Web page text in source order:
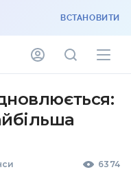
ВСТАНОВИТИ
6374